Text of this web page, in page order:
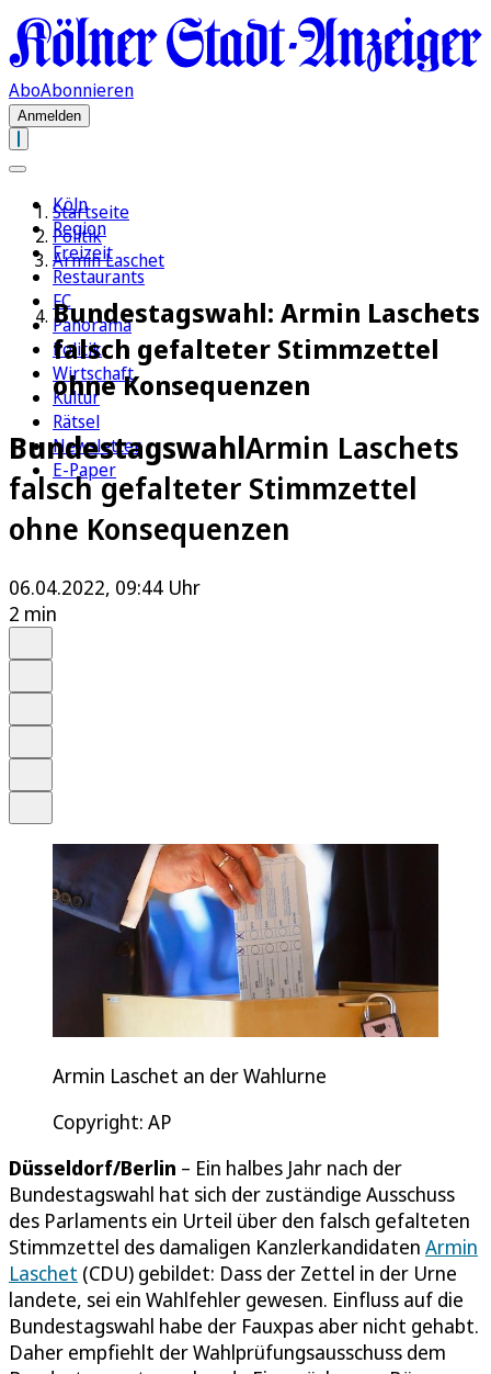
AboAbonnieren
Anmelden
Köln
Region
Freizeit
Restaurants
FC
Panorama
Politik
Wirtschaft
Kultur
Rätsel
Newsletter
E-Paper
Startseite
Politik
Armin Laschet
Bundestagswahl: Armin Laschets
falsch gefalteter Stimmzettel
ohne Konsequenzen
BundestagswahlArmin Laschets
falsch gefalteter Stimmzettel
ohne Konsequenzen
06.04.2022, 09:44 Uhr
2 min
Armin Laschet an der Wahlurne
Copyright: AP
Düsseldorf/Berlin – Ein halbes Jahr nach der
Bundestagswahl hat sich der zuständige Ausschuss
des Parlaments ein Urteil über den falsch gefalteten
Stimmzettel des damaligen Kanzlerkandidaten Armin
Laschet (CDU) gebildet: Dass der Zettel in der Urne
landete, sei ein Wahlfehler gewesen. Einfluss auf die
Bundestagswahl habe der Fauxpas aber nicht gehabt.
Daher empfiehlt der Wahlprüfungsausschuss dem